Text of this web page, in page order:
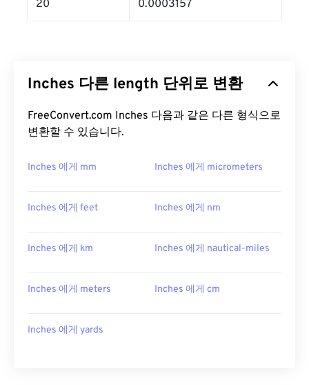
20 0.0003157
Inches 다른 length 단위로 변환
FreeConvert.com Inches 다음과 같은 다른 형식으로
변환할 수 있습니다.
Inches 에게 mm Inches 에게 micrometers
Inches 에게 feet Inches 에게 nm
Inches 에게 km Inches 에게 nautical-miles
Inches 에게 meters Inches 에게 cm
Inches 에게 yards